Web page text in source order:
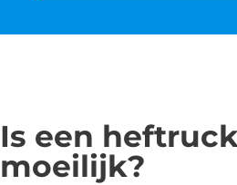
Is een
moeilijk?